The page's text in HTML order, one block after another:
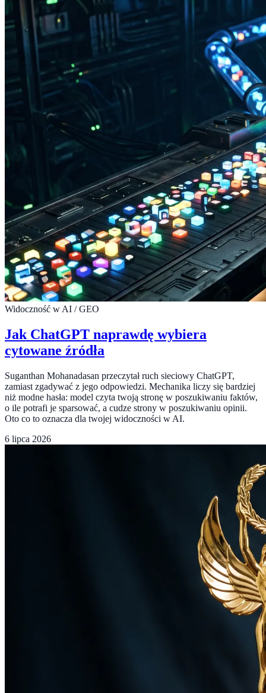
Widoczność w AI / GEO
Jak ChatGPT naprawdę wybiera
cytowane źródła
Suganthan Mohanadasan przeczytał ruch sieciowy ChatGPT,
zamiast zgadywać z jego odpowiedzi. Mechanika liczy się bardziej
niż modne hasła: model czyta twoją stronę w poszukiwaniu faktów,
o ile potrafi je sparsować, a cudze strony w poszukiwaniu opinii.
Oto co to oznacza dla twojej widoczności w AI.
6 lipca 2026